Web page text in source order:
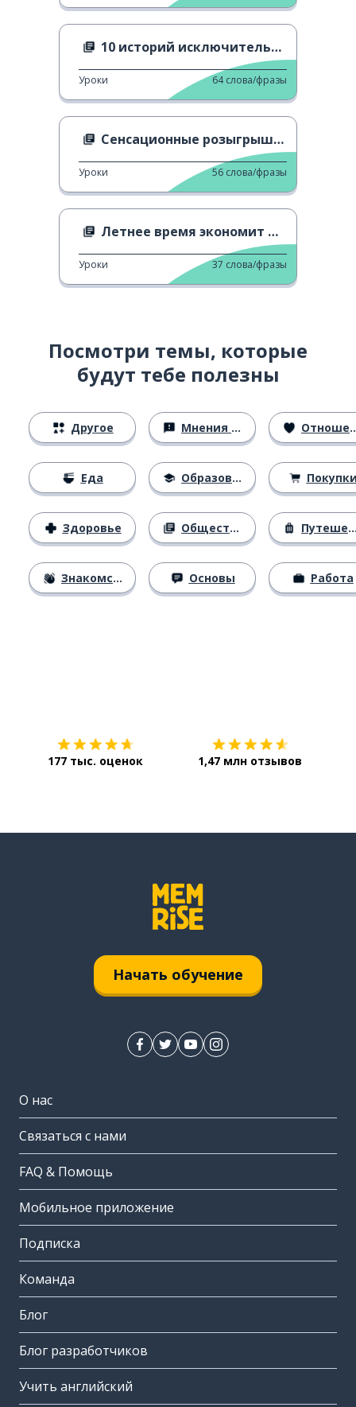
10 историй исключительных женщин
Уроки 64 слова/фразы
Сенсационные розыгрыши первого апреля
Уроки 56 слова/фразы
Летнее время экономит деньги
Уроки 37 слова/фразы
Посмотри темы, которые
будут тебе полезны
Другое
Еда
Здоровье
Знакомство
Мнения и убеждения
Образование
Общество
Основы
Отношения
Путешествия
Работа
177 тыс. оценок 1,47 млн отзывов
Начать обучение
О нас
Связаться с нами
FAQ & Помощь
Мобильное приложение
Подписка
Команда
Блог
Блог разработчиков
Учить английский